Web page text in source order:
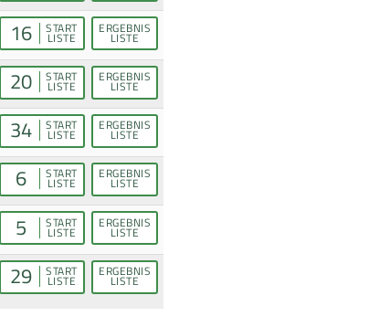
16 START
LISTE
ERGEBNIS
LISTE
20 START
LISTE
ERGEBNIS
LISTE
34 START
LISTE
ERGEBNIS
LISTE
6 START
LISTE
ERGEBNIS
LISTE
5 START
LISTE
ERGEBNIS
LISTE
29 START
LISTE
ERGEBNIS
LISTE